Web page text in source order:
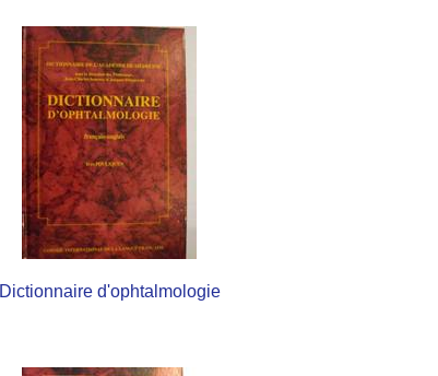
Dictionnaire d'ophtalmologie